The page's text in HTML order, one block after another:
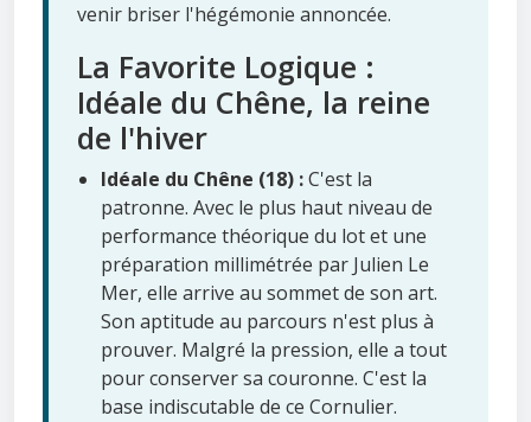
venir briser l'hégémonie annoncée.
La Favorite Logique :
Idéale du Chêne, la reine
de l'hiver
Idéale du Chêne (18) :C'est la
patronne. Avec le plus haut niveau de
performance théorique du lot et une
préparation millimétrée par Julien Le
Mer, elle arrive au sommet de son art.
Son aptitude au parcours n'est plus à
prouver. Malgré la pression, elle a tout
pour conserver sa couronne. C'est la
base indiscutable de ce Cornulier.